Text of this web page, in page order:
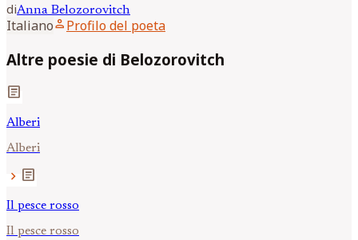
diAnna Belozorovitch
Italianoperson Profilo del poeta
Altre poesie di Belozorovitch
article
Alberi
Alberi
chevron_right article
Il pesce rosso
Il pesce rosso